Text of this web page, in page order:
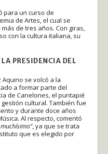
para un curso de
de Artes, el cual se
de tres años. Con giras,
con la cultura italiana, su
PRESIDENCIA DEL
se volcó a la
a formar parte del
de Canelones, el puntapié
cultural. También fue
y durante doce años
Al respecto, comentó
, ya que se trata
que es elegido por